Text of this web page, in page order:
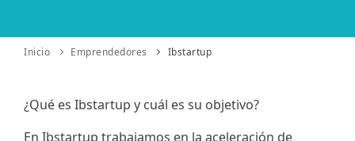
Inicio Emprendedores Ibstartup
¿Qué es Ibstartup y cuál es su objetivo?
En Ibstartup trabajamos en la aceleración de